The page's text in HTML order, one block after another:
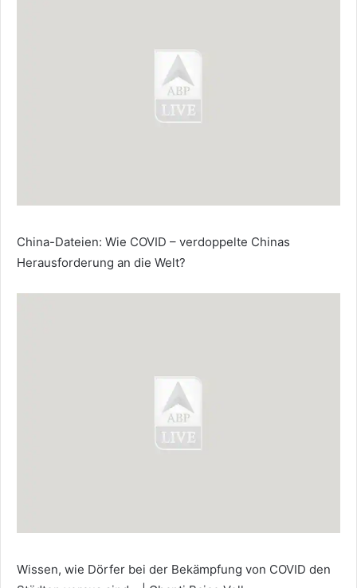
China-Dateien: Wie COVID – verdoppelte Chinas
Herausforderung an die Welt?
Wissen, wie Dörfer bei der Bekämpfung von COVID den